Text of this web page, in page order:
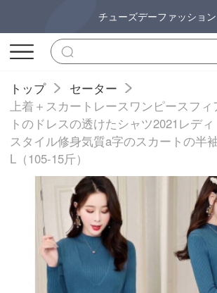
チューズデーファッション
トップ
セーター
上着＋スカートレースワンピースフ
トのドレスの透けたシャツ2021レデ
スタイル修身気質a字のスカートの半
L（105-15斤）